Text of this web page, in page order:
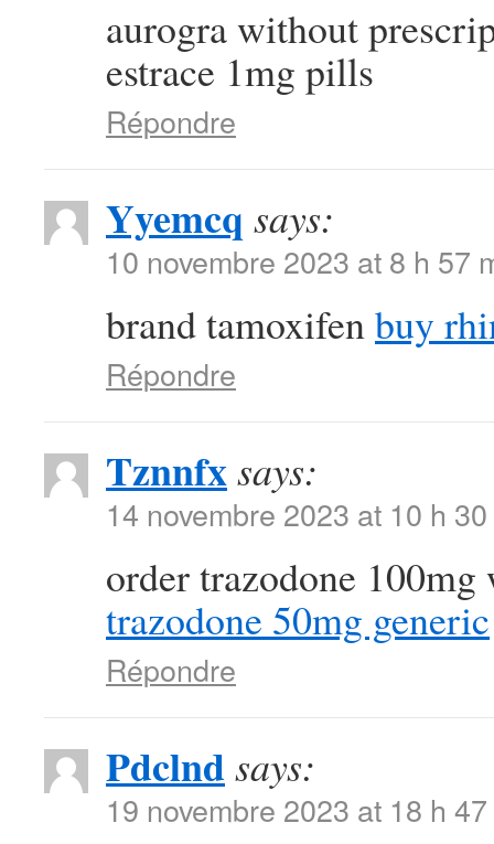
aurogra without
estrace 1mg pills
Répondre
Yyemcq says:
10 novembre 2023 at 8 h 57
brand tamoxifenbuy
Répondre
Tznnfxsays:
14 novembre 2023 at 10 h
order trazodone
trazodone 50mg generic
Répondre
Pdclndsays:
19 novembre 2023 at 18 h